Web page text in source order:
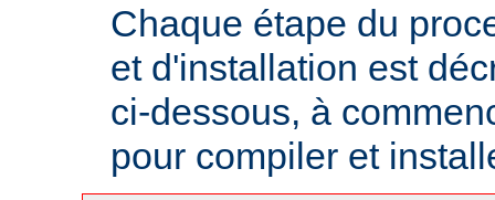
Chaque étape du
et d'installation est
ci-dessous, à
pour compiler et